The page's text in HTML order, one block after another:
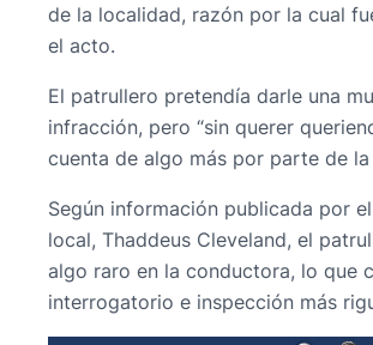
de la localidad, razón por la cual
el acto.
El patrullero pretendía darle una
infracción, pero “sin querer
cuenta de algo más por parte de la
Según información publicada por
local, Thaddeus Cleveland, el
algo raro en la conductora, lo que
interrogatorio e inspección más